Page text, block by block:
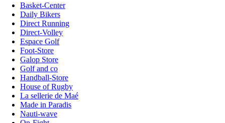
Basket-Center
Daily Bikers
Direct Running
Direct-Volley
Espace Golf
Foot-Store
Galop Store
Golf and co
Handball-Store
House of Rugby
La sellerie de Maé
Made in Paradis
Nauti-wave